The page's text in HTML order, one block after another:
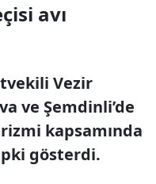
avı
Vezir
ve Şemdinli’de
kapsamında
gösterdi.